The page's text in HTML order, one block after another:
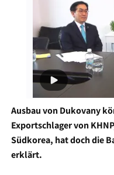
Ausbau von Dukovany
Exportschlager von
Südkorea, hat doch die
erklärt.